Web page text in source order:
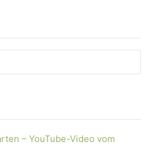
– YouTube-Video vom